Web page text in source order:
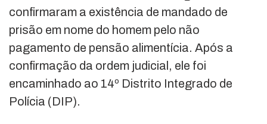
confirmaram a existência de mandado de
prisão em nome do homem pelo não
pagamento de pensão alimentícia. Após a
confirmação da ordem judicial, ele foi
encaminhado ao 14º Distrito Integrado de
Polícia (DIP).